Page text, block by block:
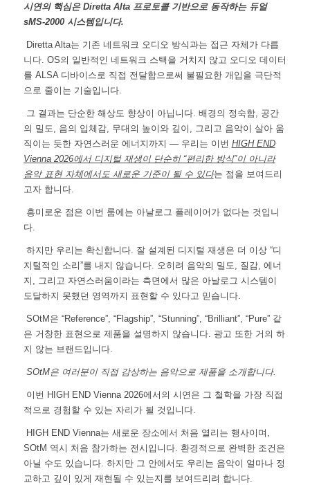
시연의 핵심은 Diretta Alta 프로토콜 기반으로 동작하는 듀얼
sMS-2000 시스템입니다.
Diretta Alta는 기존 네트워크 오디오 방식과는 접근 자체가 다릅
니다. OS의 일반적인 네트워크 스택을 거치지 않고 오디오 데이터
를 ALSA 디바이스로 직접 전달함으로써 불필요한 개입을 극단적
으로 줄이는 기술입니다.
그 결과는 단순한 해상도 향상이 아닙니다. 배경의 정숙함, 공간
의 밀도, 음의 입체감, 무대의 높이와 깊이, 그리고 음악이 살아 움
직이는 듯한 자연스러운 에너지까지 — 우리는 이번 HIGH END
Vienna 2026에서 디지털 재생이 단순히 “편리한 방식”이 아니라
음악 표현 자체에서도 새로운 기준이 될 수 있다는 점을 보여드리
고자 합니다.
흥미로운 점은 이번 룸에는 아날로그 플레이어가 없다는 것입니
다.
하지만 우리는 확신합니다. 잘 설계된 디지털 재생은 더 이상 “디
지털적인 소리”를 내지 않습니다. 오히려 음악의 밀도, 질감, 에너
지, 그리고 자연스러움이라는 측면에서 많은 아날로그 시스템이
도달하지 못했던 영역까지 표현할 수 있다고 믿습니다.
SOtM은 “Reference”, “Flagship”, “Stunning”, “Brilliant”, “Pure” 같
은 거창한 표현으로 제품을 설명하지 않습니다. 광고 또한 거의 하
지 않는 브랜드입니다.
SOtM은 여러분이 직접 감상하는 음악으로 제품을 소개합니다.
이번 HIGH END Vienna 2026에서의 시연은 그 철학을 가장 직접
적으로 경험할 수 있는 자리가 될 것입니다.
HIGH END Vienna는 새로운 장소에서 처음 열리는 행사이며,
SOtM 역시 처음 참가하는 전시입니다. 환경적으로 완벽한 조건은
아닐 수도 있습니다. 하지만 그 안에서도 우리는 음악이 얼마나 정
교하고 깊이 있게 재현될 수 있는지를 보여드리려 합니다.